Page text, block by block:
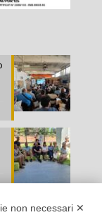
non necessari ✕